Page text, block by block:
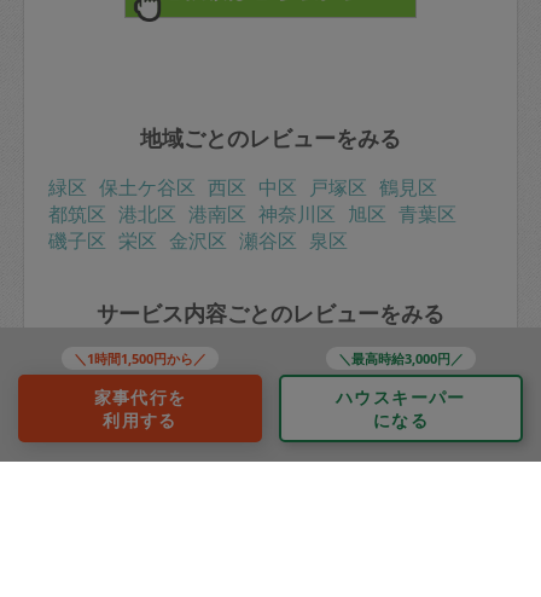
＼1時間1,500円から／
家事代行を
利用する
＼最高時給3,000円／
ハウスキーパー
になる
地域ごとのレビューをみる
緑区 保土ケ谷区 西区 中区 戸塚区 鶴見区
都筑区 港北区 港南区 神奈川区 旭区 青葉区
磯子区 栄区 金沢区 瀬谷区 泉区
サービス内容ごとのレビューをみる
掃除 整理収納 料理 買い物 洗濯